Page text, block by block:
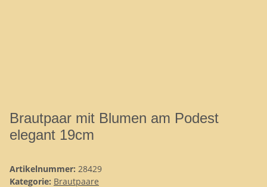
Brautpaar mit Blumen am Podest
elegant 19cm
Artikelnummer: 28429
Kategorie: Brautpaare